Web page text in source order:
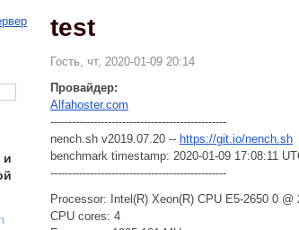
test
Гость, чт, 2020-01-09 20:14
Провайдер:
Alfahoster.com
-------------------------------------------------
nench.sh v2019.07.20 -- https://git.io/nench.sh
benchmark timestamp: 2020-01-09 17:08:11
-------------------------------------------------
Processor: Intel(R) Xeon(R) CPU E5-2650 0 @
CPU cores: 4
и